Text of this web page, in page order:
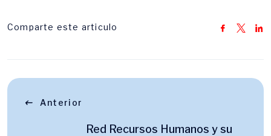
Comparte este articulo
Anterior
Red Recursos Humanos y su